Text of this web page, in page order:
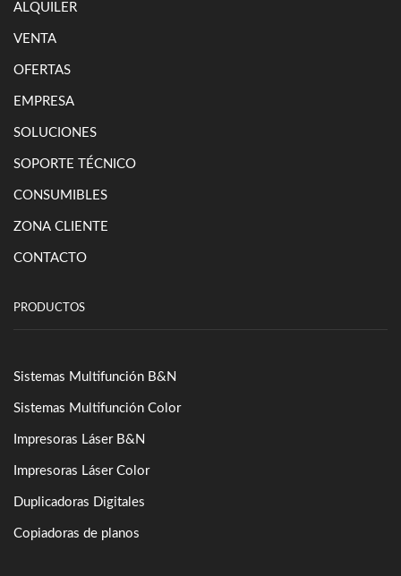
ALQUILER
VENTA
OFERTAS
EMPRESA
SOLUCIONES
SOPORTE TÉCNICO
CONSUMIBLES
ZONA CLIENTE
CONTACTO
PRODUCTOS
Sistemas Multifunción B&N
Sistemas Multifunción Color
Impresoras Láser B&N
Impresoras Láser Color
Duplicadoras Digitales
Copiadoras de planos